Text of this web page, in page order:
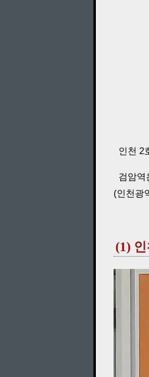
인천 2
검암역
(인천광
(1)